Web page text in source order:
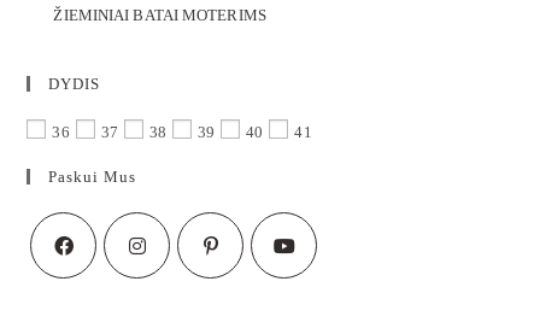
ŽIEMINIAI BATAI MOTERIMS
DYDIS
36 37 38 39 40 41
Paskui Mus